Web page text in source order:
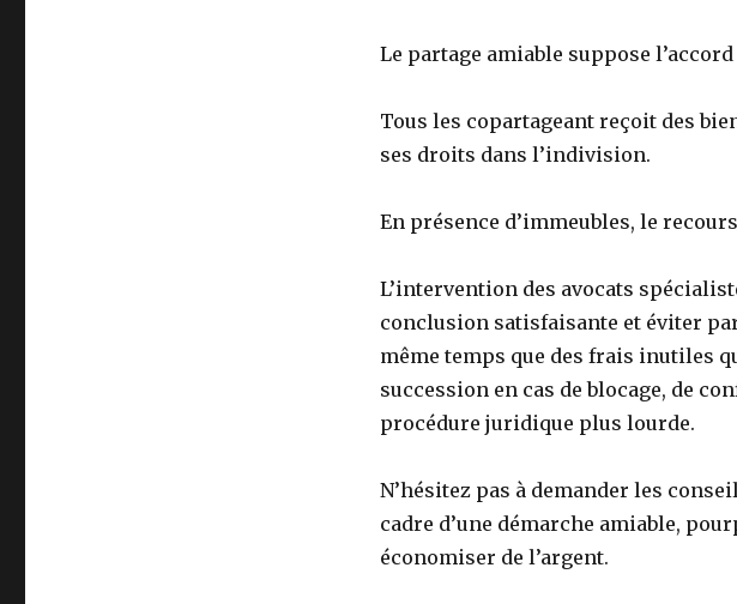
Le partage amiable suppose
Tous les copartageant reçoit des
ses droits dans l’indivision.
En présence d’immeubles, le
L’intervention des avocats
conclusion satisfaisante et éviter
même temps que des frais inutiles
succession en cas de blocage, de
procédure juridique plus lourde.
N’hésitez pas à demander les
cadre d’une démarche amiable,
économiser de l’argent.